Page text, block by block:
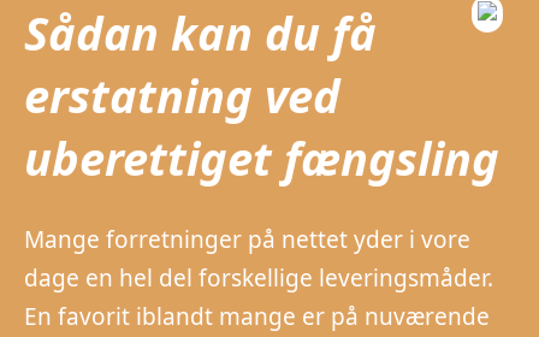
Sådan kan du få
erstatning ved
uberettiget fængsling
Mange forretninger på nettet yder i vore
dage en hel del forskellige leveringsmåder.
En favorit iblandt mange er på nuværende